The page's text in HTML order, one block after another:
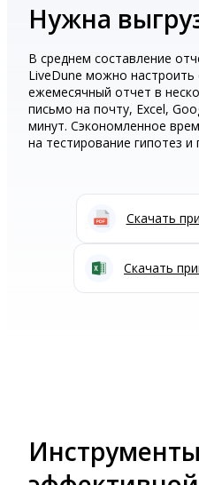
Нужна
В среднем составление
LiveDune можно
ежемесячный отчет в
письмо на почту, Excel,
минут. Сэкономленное
на тестирование гипотез и
Cкачать
Cкачать